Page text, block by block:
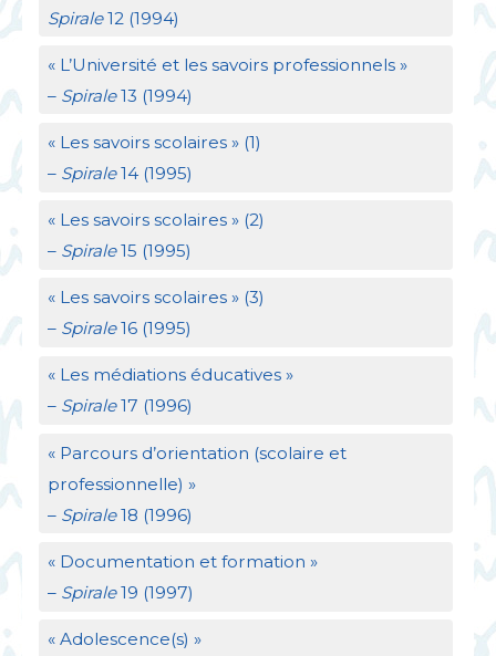
Spirale12 (1994)
« L’Université et les savoirs professionnels »
– Spirale13 (1994)
« Les savoirs scolaires » (1)
– Spirale14 (1995)
« Les savoirs scolaires » (2)
– Spirale15 (1995)
« Les savoirs scolaires » (3)
– Spirale16 (1995)
« Les médiations éducatives »
– Spirale17 (1996)
« Parcours d’orientation (scolaire et
professionnelle) »
– Spirale18 (1996)
« Documentation et formation »
– Spirale19 (1997)
« Adolescence(s) »